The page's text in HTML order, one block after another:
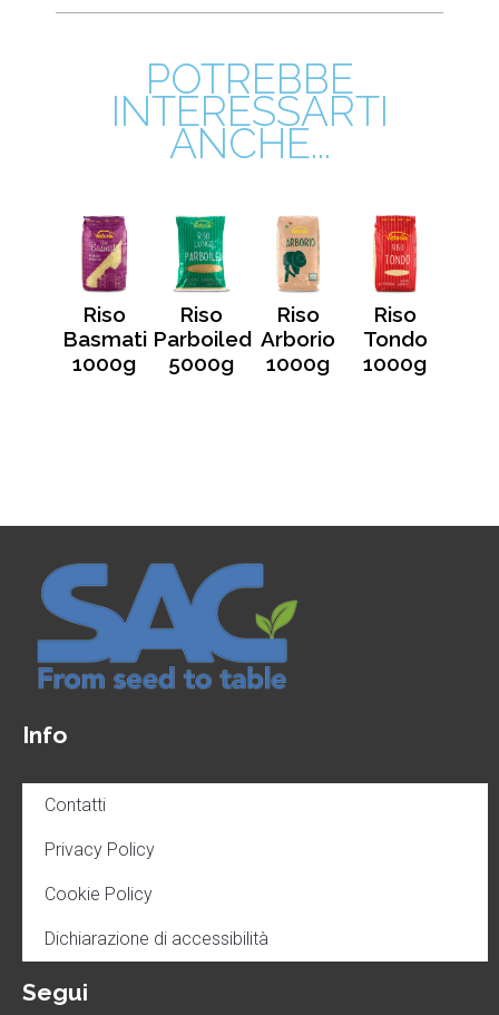
POTREBBE
INTERESSARTI
ANCHE...
Riso
Basmati
1000g
Riso
Parboiled
5000g
Riso
Arborio
1000g
Riso
Tondo
1000g
Info
Contatti
Privacy Policy
Cookie Policy
Dichiarazione di accessibilità
Segui